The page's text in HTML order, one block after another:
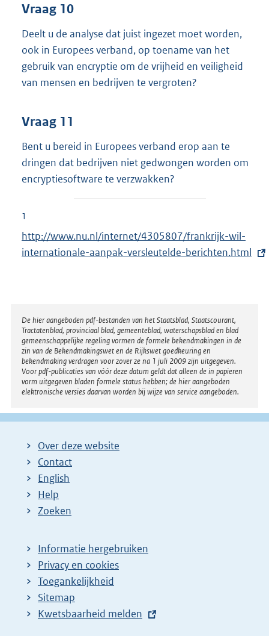
Vraag 10
Deelt u de analyse dat juist ingezet moet worden,
ook in Europees verband, op toename van het
gebruik van encryptie om de vrijheid en veiligheid
van mensen en bedrijven te vergroten?
Vraag 11
Bent u bereid in Europees verband erop aan te
dringen dat bedrijven niet gedwongen worden om
encryptiesoftware te verzwakken?
1
E
x
n
e
l
i
n
k
:
http://www.nu.nl/internet/4305807/frankrijk-wil-
internationale-aanpak-versleutelde-berichten.html
Disclaimer
De hier aangeboden pdf-bestanden van het Staatsblad, Staatscourant,
Tractatenblad, provinciaal blad, gemeenteblad, waterschapsblad en blad
gemeenschappelijke regeling vormen de formele bekendmakingen in de
zin van de Bekendmakingswet en de Rijkswet goedkeuring en
bekendmaking verdragen voor zover ze na 1 juli 2009 zijn uitgegeven.
Voor pdf-publicaties van vóór deze datum geldt dat alleen de in papieren
vorm uitgegeven bladen formele status hebben; de hier aangeboden
elektronische versies daarvan worden bij wijze van service aangeboden.
Over deze website
Contact
English
Help
Zoeken
Informatie hergebruiken
Privacy en cookies
Toegankelijkheid
Sitemap
E
Kwetsbaarheid melden